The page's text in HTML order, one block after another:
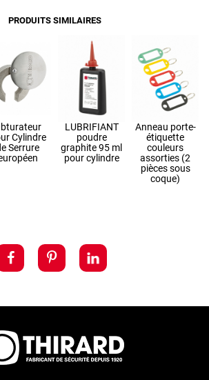
PRODUITS SIMILAIRES
Cylindre
Serrure
LUBRIFIANT
poudre
graphite 95 ml
pour cylindre
Anneau porte-
étiquette
couleurs
assorties (2
pièces sous
coque)